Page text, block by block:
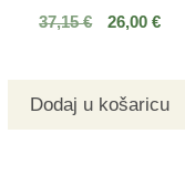
37,15€ 26,00€
Dodaj u košaricu